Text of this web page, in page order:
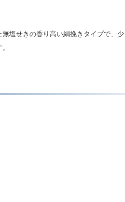
塩せきの香り高い絹挽きタイプで、